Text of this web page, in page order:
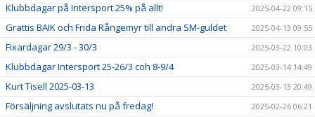
Klubbdagar på Intersport 25% på allt! 2025-04-22 09:15
Grattis BAIK och Frida Rångemyr till andra SM-guldet 2025-04-13 09:55
Fixardagar 29/3 - 30/3 2025-03-22 10:03
Klubbdagar Intersport 25-26/3 coh 8-9/4 2025-03-14 14:49
Kurt Tisell 2025-03-13 2025-03-13 20:49
Försäljning avslutats nu på fredag! 2025-02-26 06:21